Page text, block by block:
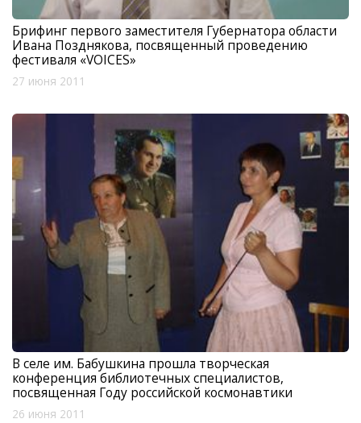
Брифинг первого заместителя Губернатора области
Ивана Позднякова, посвященный проведению
фестиваля «VOICES»
27 июня 2011
В селе им. Бабушкина прошла творческая
конференция библиотечных специалистов,
посвященная Году российской космонавтики
26 июня 2011